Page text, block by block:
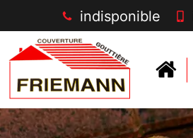
indisponible